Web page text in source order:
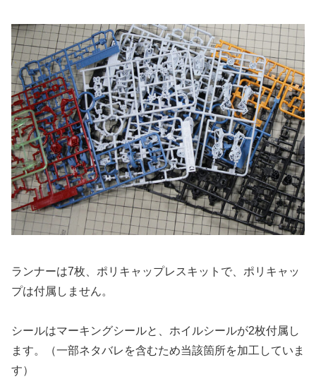
ランナーは7枚、ポリキャップレスキットで、ポリキャッ
プは付属しません。
シールはマーキングシールと、ホイルシールが2枚付属し
ます。（一部ネタバレを含むため当該箇所を加工していま
す）